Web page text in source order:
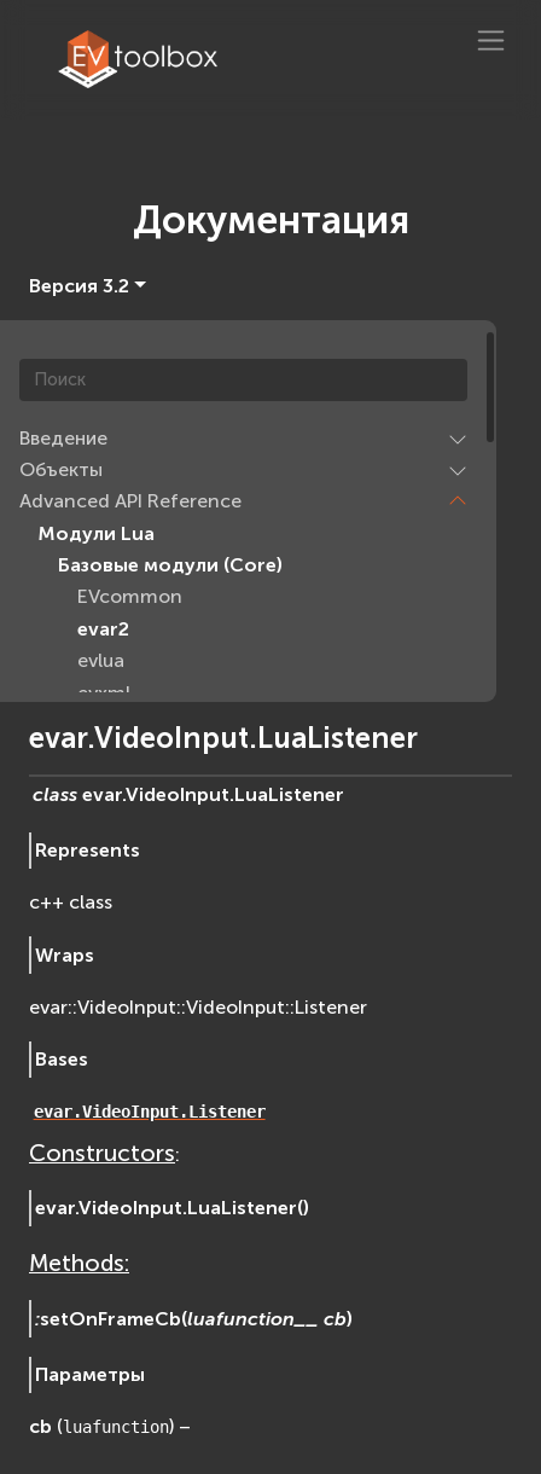
Документация
Версия 3.2
Введение
Объекты
Advanced API Reference
Модули Lua
Базовые модули (Core)
EVcommon
evar2
evlua
evxml
Граф Сцены (Scene Graph)
EVosgAV
EVosgGA
EVosgText
EVosgViewer
osgDB
osgGA
osgShadow
osgUtil
fs
Сеть (Network)
evar.VideoInput.LuaListener
class evar.VideoInput.LuaListener
Represents
c++ class
Wraps
evar::VideoInput::VideoInput::Listener
Bases
evar.VideoInput.Listener
Constructors:
evar.VideoInput.LuaListener()
Methods:
:setOnFrameCb(luafunction__ cb)
Параметры
cb (luafunction) –